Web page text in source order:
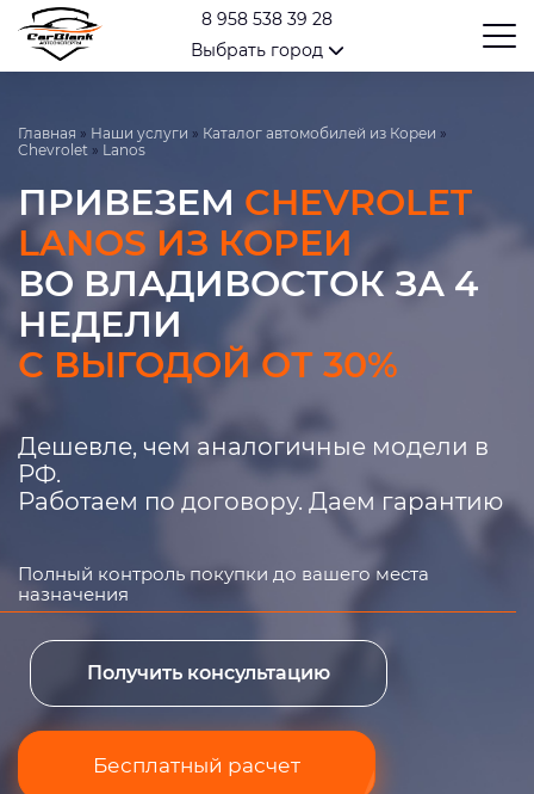
8 958 538 39 28
Выбрать город
Главная » Наши услуги » Каталог автомобилей из Кореи »
Chevrolet » Lanos
ПРИВЕЗЕМ CHEVROLET
LANOS ИЗ КОРЕИ
ВО ВЛАДИВОСТОК ЗА 4
НЕДЕЛИ
С ВЫГОДОЙ ОТ 30%
Дешевле, чем аналогичные модели в
РФ.
Работаем по договору. Даем гарантию
Полный контроль покупки до вашего места
назначения
Получить консультацию
Бесплатный расчет